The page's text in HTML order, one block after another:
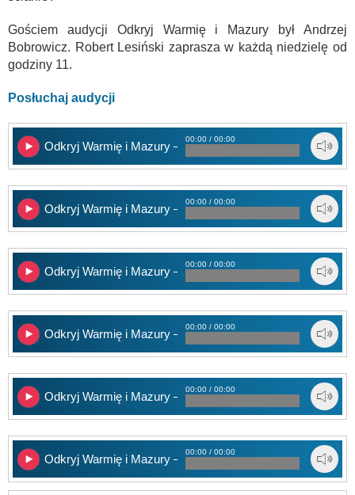
Gościem audycji Odkryj Warmię i Mazury był Andrzej
Bobrowicz. Robert Lesiński zaprasza w każdą niedzielę od
godziny 11.
Posłuchaj audycji
Odkryj Warmię i Mazury – 1
00:00 / 00:00
Odkryj Warmię i Mazury – 2
00:00 / 00:00
Odkryj Warmię i Mazury – 3
00:00 / 00:00
Odkryj Warmię i Mazury – 4
00:00 / 00:00
Odkryj Warmię i Mazury – 5
00:00 / 00:00
Odkryj Warmię i Mazury – 6
00:00 / 00:00